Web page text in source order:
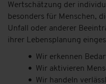
Wertschätzung der
besonders für Menschen,
Unfall oder anderer
ihrer Lebensplanung
Wir erkennen
Wir aktivieren
Wir handeln